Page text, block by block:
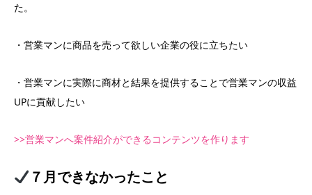
た。
・営業マンに商品を売って欲しい企業の役に立ちたい
・営業マンに実際に商材と結果を提供することで営業マンの収益
UPに貢献したい
>>営業マンへ案件紹介ができるコンテンツを作ります
７月できなかったこと